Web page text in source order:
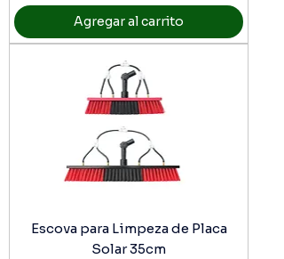
Agregar al carrito
Escova para Limpeza de Placa
Solar 35cm